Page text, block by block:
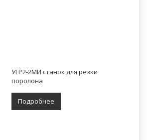
УГР2-2МИ станок для резки
поролона
Подробнее